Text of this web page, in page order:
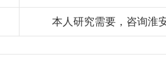
本人研究需要，咨询淮